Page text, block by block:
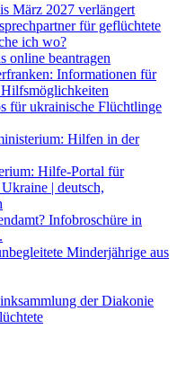
März 2027 verlängert
für geflüchtete
ich wo?
online beantragen
Informationen für
für ukrainische Flüchtlinge
Hilfen in der
Hilfe-Portal für
| deutsch,
Infobroschüre in
Minderjährige aus
der Diakonie